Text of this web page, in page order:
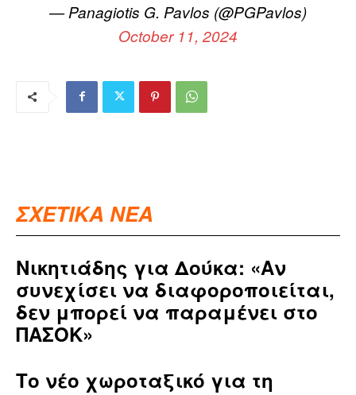
ΣΧΕΤΙΚΑ ΝΕΑ
Νικητιάδης για Δούκα: «Αν
συνεχίσει να διαφοροποιείται,
δεν μπορεί να παραμένει στο
ΠΑΣΟΚ»
Το νέο χωροταξικό για τη
— Panagiotis G. Pavlos (@PGPavlos)
October 11, 2024